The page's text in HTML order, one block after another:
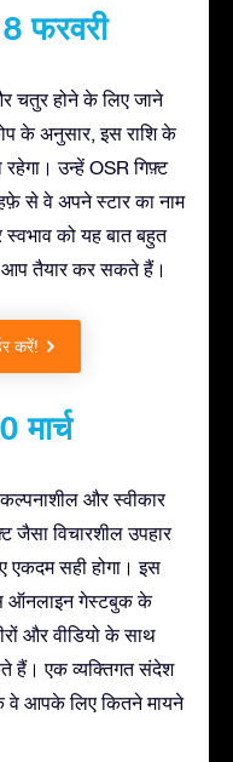
फरवरी
चतुर होने के लिए जाने
के अनुसार, इस राशि के
रहेगा। उन्हें OSR गिफ़्ट
से वे अपने स्टार का नाम
को यह बात बहुत
आप तैयार कर सकते हैं।
करें!
मार्च
और स्वीकार
जैसा विचारशील उपहार
एकदम सही होगा। इस
ऑनलाइन गेस्टबुक के
और वीडियो के साथ
हैं। एक व्यक्तिगत संदेश
वे आपके लिए कितने मायने